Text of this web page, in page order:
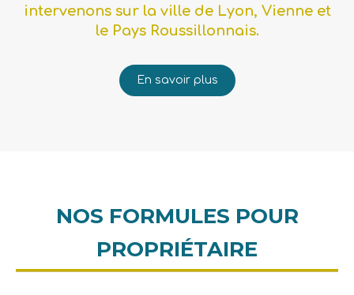
intervenons sur la ville de Lyon, Vienne et
le Pays Roussillonnais.
En savoir plus
NOS FORMULES POUR
PROPRIÉTAIRE